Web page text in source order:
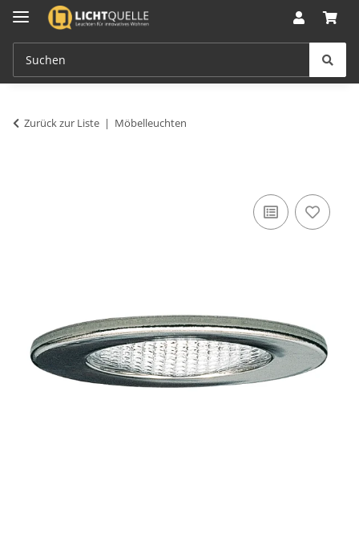
Zurück zur Liste Möbelleuchten